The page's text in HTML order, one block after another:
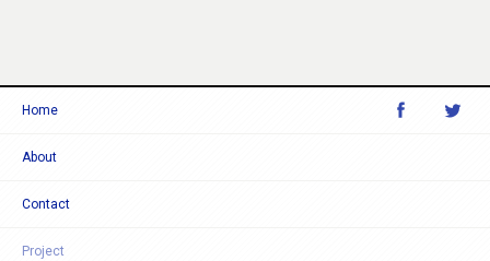
Home
About
Contact
Project